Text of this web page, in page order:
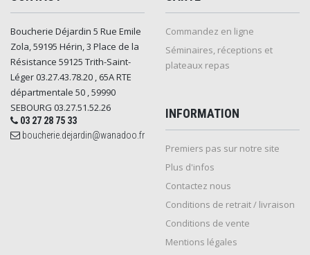
Boucherie Déjardin 5 Rue Emile
Zola, 59195 Hérin, 3 Place de la
Résistance 59125 Trith-Saint-
Léger 03.27.43.78.20 , 65A RTE
départmentale 50 , 59990
SEBOURG 03.27.51.52.26
03 27 28 75 33
boucherie.dejardin@wanadoo.fr
Commandez en ligne
Séminaires, réceptions et
plateaux repas
INFORMATION
Premiers pas sur notre site
Plus d'infos
Contactez nous
Conditions de retrait / livraison
Conditions de vente
Mentions légales